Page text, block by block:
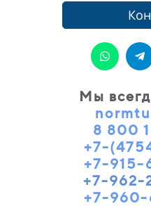
Мы
8 800
+7-
+7-915-
+7-962-
+7-